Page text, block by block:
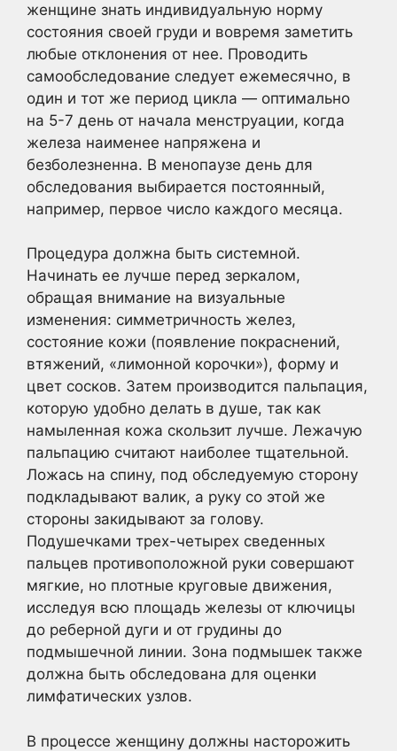
женщине знать индивидуальную норму
состояния своей груди и вовремя заметить
любые отклонения от нее. Проводить
самообследование следует ежемесячно, в
один и тот же период цикла — оптимально
на 5-7 день от начала менструации, когда
железа наименее напряжена и
безболезненна. В менопаузе день для
обследования выбирается постоянный,
например, первое число каждого месяца.
Процедура должна быть системной.
Начинать ее лучше перед зеркалом,
обращая внимание на визуальные
изменения: симметричность желез,
состояние кожи (появление покраснений,
втяжений, «лимонной корочки»), форму и
цвет сосков. Затем производится пальпация,
которую удобно делать в душе, так как
намыленная кожа скользит лучше. Лежачую
пальпацию считают наиболее тщательной.
Ложась на спину, под обследуемую сторону
подкладывают валик, а руку со этой же
стороны закидывают за голову.
Подушечками трех-четырех сведенных
пальцев противоположной руки совершают
мягкие, но плотные круговые движения,
исследуя всю площадь железы от ключицы
до реберной дуги и от грудины до
подмышечной линии. Зона подмышек также
должна быть обследована для оценки
лимфатических узлов.
В процессе женщину должны насторожить